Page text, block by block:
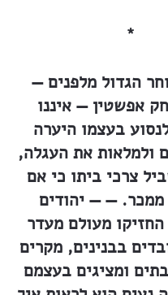
*
הגדול מלפנים —
אפשטין — איננו
בעצמו היערה
ולמלאות את העגלה,
צרכי ביתו כי אם
— — יהודים
מעולם מעדר
בבנינים, מקרים
ומציגים בעצמם